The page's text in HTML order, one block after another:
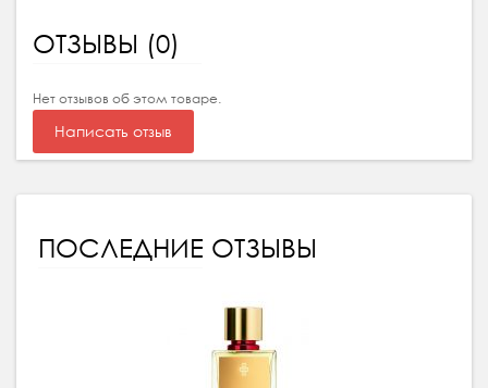
ОТЗЫВЫ (0)
Нет отзывов об этом товаре.
Написать отзыв
ПОСЛЕДНИЕ ОТЗЫВЫ